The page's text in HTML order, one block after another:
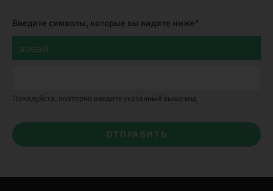
Введите символы, которые вы видите ниже*
Пожалуйста, повторно введите указанный выше код
ОТПРАВИТЬ